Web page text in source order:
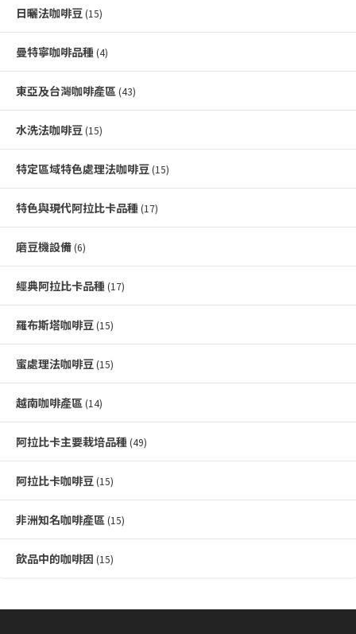
日曬法咖啡豆 (15)
曼特寧咖啡品種 (4)
東亞及台灣咖啡產區 (43)
水洗法咖啡豆 (15)
特定區域特色處理法咖啡豆 (15)
特色與現代阿拉比卡品種 (17)
磨豆機設備 (6)
經典阿拉比卡品種 (17)
羅布斯塔咖啡豆 (15)
蜜處理法咖啡豆 (15)
越南咖啡產區 (14)
阿拉比卡主要栽培品種 (49)
阿拉比卡咖啡豆 (15)
非洲知名咖啡產區 (15)
飲品中的咖啡因 (15)